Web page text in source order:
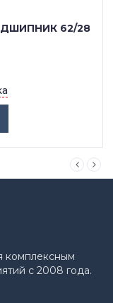
62/28
комплексным
с 2008 года.